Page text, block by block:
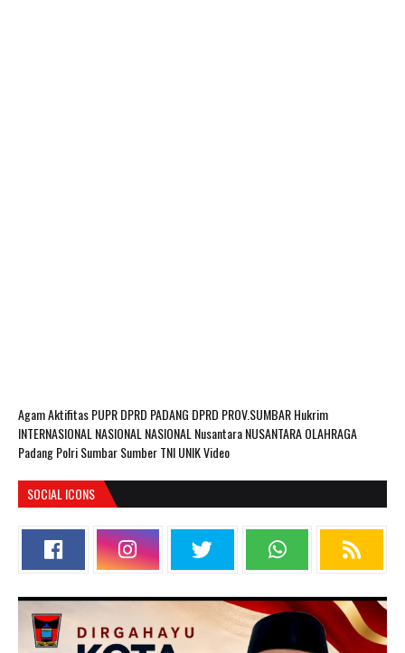
AgamAktifitas PUPRDPRD PADANG DPRD PROV.SUMBARHukrim
INTERNASIONAL NASIONAL NASIONAL NusantaraNUSANTARAOLAHRAGA
PadangPolriSumbarSumberTNIUNIKVideo
SOCIAL ICONS